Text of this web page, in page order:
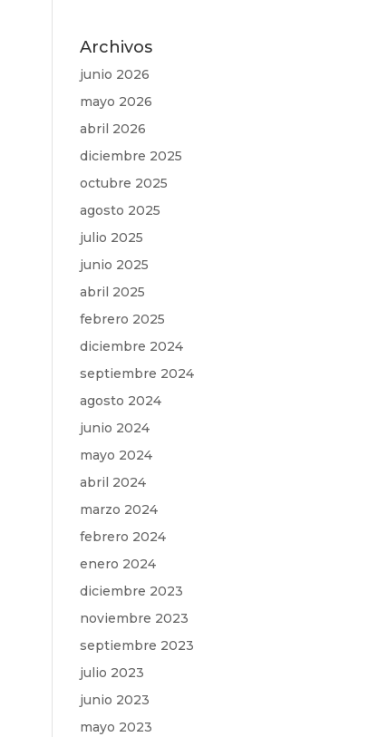
Archivos
junio 2026
mayo 2026
abril 2026
diciembre 2025
octubre 2025
agosto 2025
julio 2025
junio 2025
abril 2025
febrero 2025
diciembre 2024
septiembre 2024
agosto 2024
junio 2024
mayo 2024
abril 2024
marzo 2024
febrero 2024
enero 2024
diciembre 2023
noviembre 2023
septiembre 2023
julio 2023
junio 2023
mayo 2023